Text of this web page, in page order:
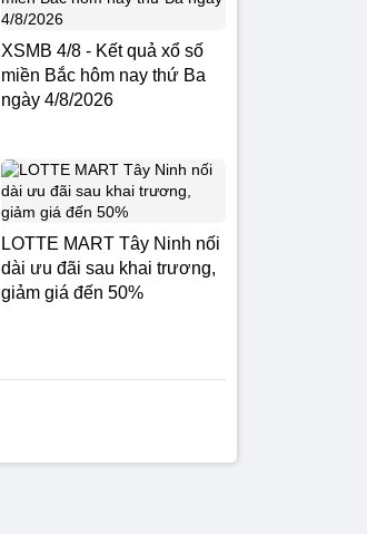
XSMB 4/8 - Kết quả xổ số
miền Bắc hôm nay thứ Ba
ngày 4/8/2026
LOTTE MART Tây Ninh nối
dài ưu đãi sau khai trương,
giảm giá đến 50%